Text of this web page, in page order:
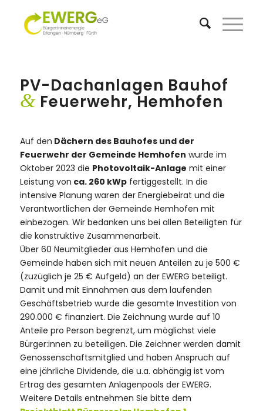
PV-Dachanlagen Bauhof
&Feuerwehr, Hemhofen
Auf den Dächern des Bauhofes und der
Feuerwehr der Gemeinde Hemhofen wurde im
Oktober 2023 die Photovoltaik-Anlage mit einer
Leistung von ca. 260 kWpfertiggestellt. In die
intensive Planung waren der Energiebeirat und die
Verantwortlichen der Gemeinde Hemhofen mit
einbezogen. Wir bedanken uns bei allen Beteiligten für
die konstruktive Zusammenarbeit.
Über 60 Neumitglieder aus Hemhofen und die
Gemeinde haben sich mit neuen Anteilen zu je 500 €
(zuzüglich je 25 € Aufgeld) an der EWERG beteiligt.
Damit und mit Einnahmen aus dem laufenden
Geschäftsbetrieb wurde die gesamte Investition von
290.000 € finanziert. Die Zeichnung wurde auf 10
Anteile pro Person begrenzt, um möglichst viele
Bürger:innen zu beteiligen. Die Zeichner werden damit
Genossenschaftsmitglied und haben Anspruch auf
eine jährliche Dividende, die u.a. abhängig ist vom
Ertrag des gesamten Anlagenpools der EWERG.
Weitere Details entnehmen Sie bitte dem